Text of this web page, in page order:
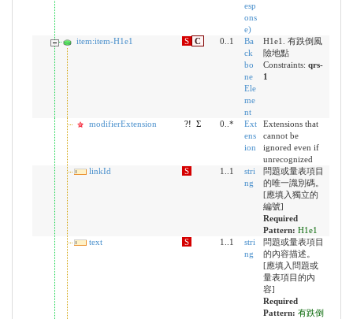
esp
ons
e)
item:item-H1e1 S C 0..1
Ba
ck
bo
ne
Ele
me
nt
H1e1. 有跌倒風
險地點
Constraints: qrs-
1
modifierExtension ?! Σ 0..*
Ext
ens
ion
Extensions that
cannot be
ignored even if
unrecognized
linkId
S 1..1
stri
ng
問題或量表項目
的唯一識別碼。
[應填入獨立的
編號]
Required
Pattern: H1e1
text
S 1..1
stri
ng
問題或量表項目
的內容描述。
[應填入問題或
量表項目的內
容]
Required
Pattern: 有跌倒